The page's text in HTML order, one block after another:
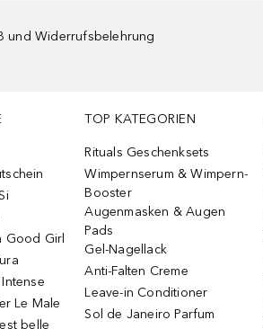
und Widerrufsbelehrung
Good Girl
Le Male
belle
TOP KATEGORIEN
Rituals Geschenksets
Wimpernserum & Wimpern-
Booster
Augenmasken & Augen
Pads
Gel-Nagellack
Anti-Falten Creme
Leave-in Conditioner
Sol de Janeiro Parfum